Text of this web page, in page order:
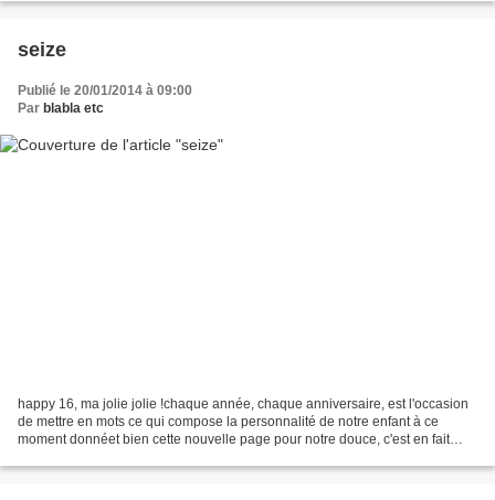
seize
Publié le 20/01/2014 à 09:00
Par blabla etc
happy 16, ma jolie jolie !chaque année, chaque anniversaire, est l'occasion
de mettre en mots ce qui compose la personnalité de notre enfant à ce
moment donnéet bien cette nouvelle page pour notre douce, c'est en fait